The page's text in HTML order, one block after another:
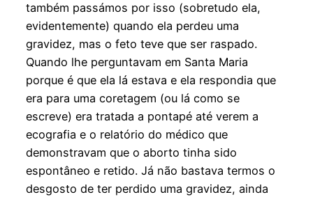
também passámos por isso (sobretudo ela,
evidentemente) quando ela perdeu uma
gravidez, mas o feto teve que ser raspado.
Quando lhe perguntavam em Santa Maria
porque é que ela lá estava e ela respondia que
era para uma coretagem (ou lá como se
escreve) era tratada a pontapé até verem a
ecografia e o relatório do médico que
demonstravam que o aborto tinha sido
espontâneo e retido. Já não bastava termos o
desgosto de ter perdido uma gravidez, ainda